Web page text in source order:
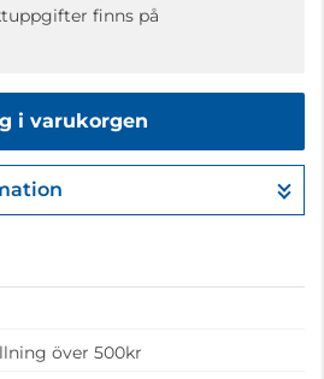
finns på
i varukorgen
till kassan
över 500kr